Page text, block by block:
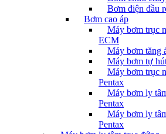
Bơm điện đầu
Bơm cao áp
Máy bơm trục
ECM
Máy bơm tăng
Máy bơm tự
Máy bơm trục
Pentax
Máy bơm ly
Pentax
Máy bơm ly
Pentax